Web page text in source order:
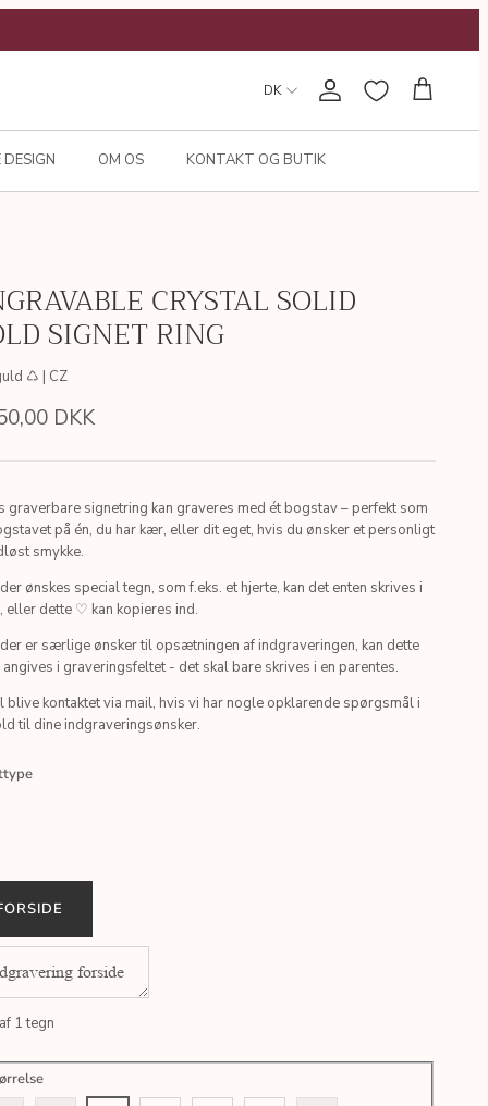
DK Konto Kurv
DESIGN OM OS KONTAKT OG BUTIK
CRYSTAL SOLID
SIGNET RING
♺ | CZ
DKK
graverbare signetring kan graveres med ét bogstav – perfekt som
på én, du har kær, eller dit eget, hvis du ønsker et personligt
smykke.
ønskes special tegn, som f.eks. et hjerte, kan det enten skrives i
eller dette ♡ kan kopieres ind.
er særlige ønsker til opsætningen af indgraveringen, kan dette
i graveringsfeltet - det skal bare skrives i en parentes.
blive kontaktet via mail, hvis vi har nogle opklarende spørgsmål i
til dine indgraveringsønsker.
1tegn